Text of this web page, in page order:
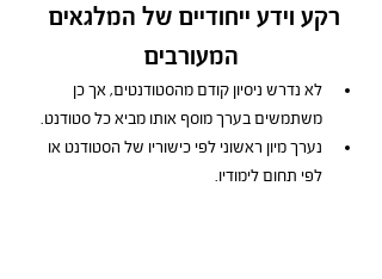
רקע וידע ייחודיים של המלגאים
המעורבים
לא נדרש ניסיון קודם מהסטודנטים, אך כן
משתמשים בערך מוסף אותו מביא כל סטודנט.
נערך מיון ראשוני לפי כישוריו של הסטודנט או
לפי תחום לימודיו.